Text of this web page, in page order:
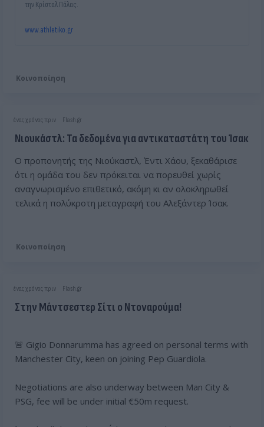
την Κρίσταλ Πάλας.
www.athletiko.gr
Κοινοποίηση
ένας χρόνος πριν Flash.gr
Νιουκάστλ: Τα δεδομένα για αντικαταστάτη του Ίσακ
Ο προπονητής της Νιούκαστλ, Έντι Χάου, ξεκαθάρισε
ότι η ομάδα του δεν πρόκειται να πορευθεί χωρίς
αναγνωρισμένο επιθετικό, ακόμη κι αν ολοκληρωθεί
τελικά η πολύκροτη μεταγραφή του Αλεξάντερ Ίσακ.
Κοινοποίηση
ένας χρόνος πριν Flash.gr
Στην Μάντσεστερ Σίτι ο Ντοναρούμα!
🚨 Gigio Donnarumma has agreed on personal terms with
Manchester City, keen on joining Pep Guardiola.
Negotiations are also underway between Man City &
PSG, fee will be under initial €50m request.